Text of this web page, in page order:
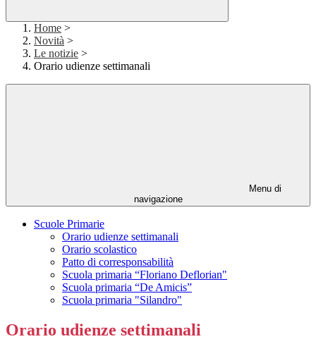
Home >
Novità >
Le notizie >
Orario udienze settimanali
Menu di
navigazione
Scuole Primarie
Orario udienze settimanali
Orario scolastico
Patto di corresponsabilità
Scuola primaria “Floriano Deflorian"
Scuola primaria “De Amicis”
Scuola primaria "Silandro"
Orario udienze settimanali